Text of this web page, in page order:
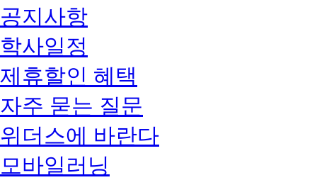
공지사항
학사일정
제휴할인 혜택
자주 묻는 질문
위더스에 바란다
모바일러닝